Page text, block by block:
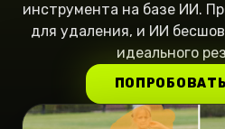
инструмента на базе ИИ.
для удаления, и ИИ
идеального